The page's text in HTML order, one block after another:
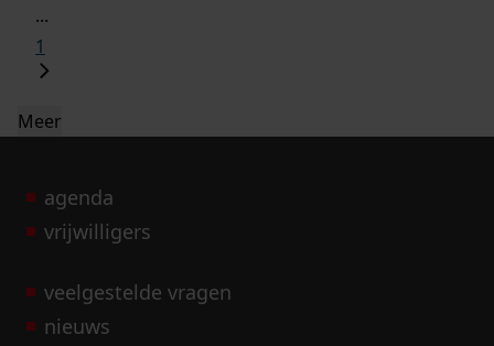
...
1
Meer
agenda
vrijwilligers
veelgestelde vragen
nieuws